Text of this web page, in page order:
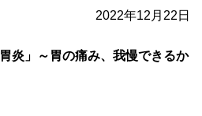
2022年12月22日
炎」～胃の痛み、我慢できるか